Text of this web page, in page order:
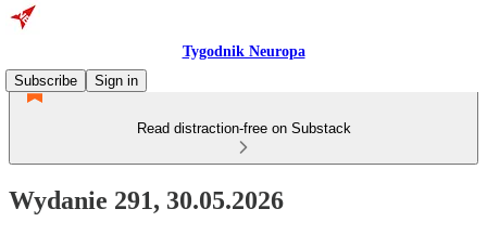
Tygodnik Neuropa
Subscribe
Sign in
Read distraction-free on Substack
Wydanie 291, 30.05.2026